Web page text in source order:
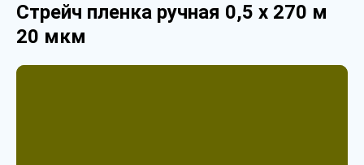
Стрейч пленка ручная 0,5 х 270 м
20 мкм